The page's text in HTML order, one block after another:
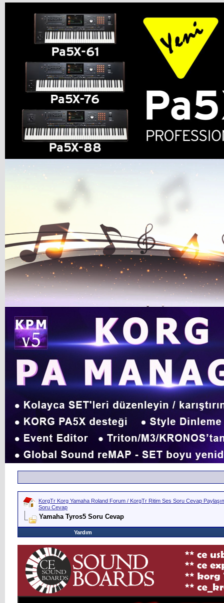
KorgTr Korg Yamaha Roland Forum / KorgTr Ritim Ses Soru Cevap
Soru Cevap
Yamaha Tyros5 Soru Cevap
Yardım